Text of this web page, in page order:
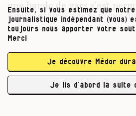
une bande de gars s’est
commentaires sur la forme
parlaient fort, pour qu’elle
aimé être de celles qui se
pour les fermer, les petites
qui se sentent forts car ils
elle n’a pas le caractère. Elle
Ensuite, si vous estimez que
journalistique indépendant (vous)
toujours nous apporter votre
Merci
Je découvre Médor
Je lis d’abord la suite